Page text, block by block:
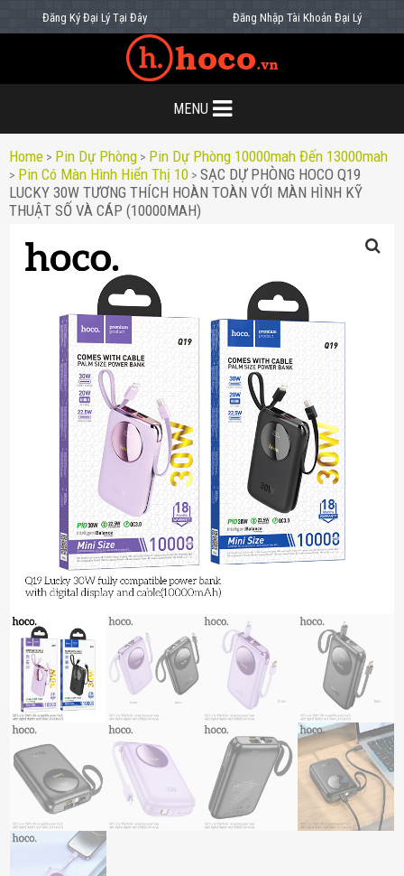
Đăng Ký Đại Lý Tại Đây Đăng Nhập Tài Khoản Đại Lý
MENU
Home > Pin Dự Phòng > Pin Dự Phòng 10000mah Đến 13000mah
> Pin Có Màn Hình Hiển Thị 10 > SẠC DỰ PHÒNG HOCO Q19
LUCKY 30W TƯƠNG THÍCH HOÀN TOÀN VỚI MÀN HÌNH KỸ
THUẬT SỐ VÀ CÁP (10000MAH)